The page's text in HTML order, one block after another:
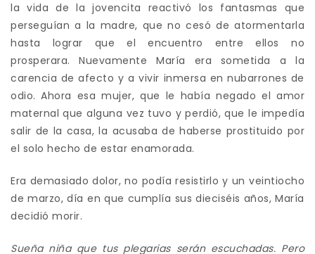
la vida de la jovencita reactivó los fantasmas que
perseguían a la madre, que no cesó de atormentarla
hasta lograr que el encuentro entre ellos no
prosperara. Nuevamente María era sometida a la
carencia de afecto y a vivir inmersa en nubarrones de
odio. Ahora esa mujer, que le había negado el amor
maternal que alguna vez tuvo y perdió, que le impedía
salir de la casa, la acusaba de haberse prostituido por
el solo hecho de estar enamorada.
Era demasiado dolor, no podía resistirlo y un veintiocho
de marzo, día en que cumplía sus dieciséis años, María
decidió morir.
Sueña niña que tus plegarias serán escuchadas. Pero